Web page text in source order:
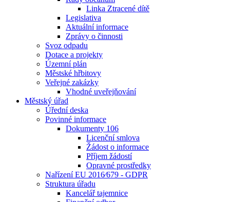
Linka Ztracené dítě
Legislativa
Aktuální informace
Zprávy o činnosti
Svoz odpadu
Dotace a projekty
Územní plán
Městské hřbitovy
Veřejné zakázky
Vhodné uveřejňování
Městský úřad
Úřední deska
Povinné informace
Dokumenty 106
Licenční smlova
Žádost o informace
Příjem žádostí
Opravné prostředky
Nařízení EU 2016⁄679 - GDPR
Struktura úřadu
Kancelář tajemnice